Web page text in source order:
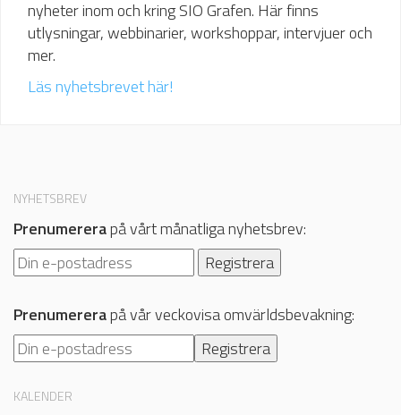
nyheter inom och kring SIO Grafen. Här finns
utlysningar, webbinarier, workshoppar, intervjuer och
mer.
Läs nyhetsbrevet här!
NYHETSBREV
Prenumererapå vårt månatliga nyhetsbrev:
Prenumererapå vår veckovisa omvärldsbevakning:
KALENDER